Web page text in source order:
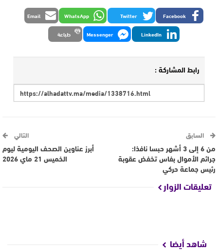
Facebook
Twitter
WhatsApp
Email
LinkedIn
Messenger طباعة
رابط المشاركة :
السابق
من 6 إلى 3 أشهر حبسا نافذا:
جرائم الأموال بفاس تخفض عقوبة
رئيس جماعة حركي
التالي
أبرز عناوين الصحف اليومية ليوم
الخميس 21 ماي 2026
تعليقات الزوار
شاهد أيضا